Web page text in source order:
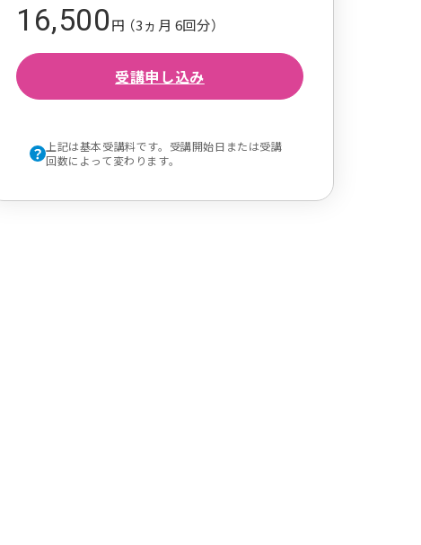
16,500円 （3ヵ月 6回分）
受講申し込み
上記は基本受講料です。受講開始日または受講
回数によって変わります。